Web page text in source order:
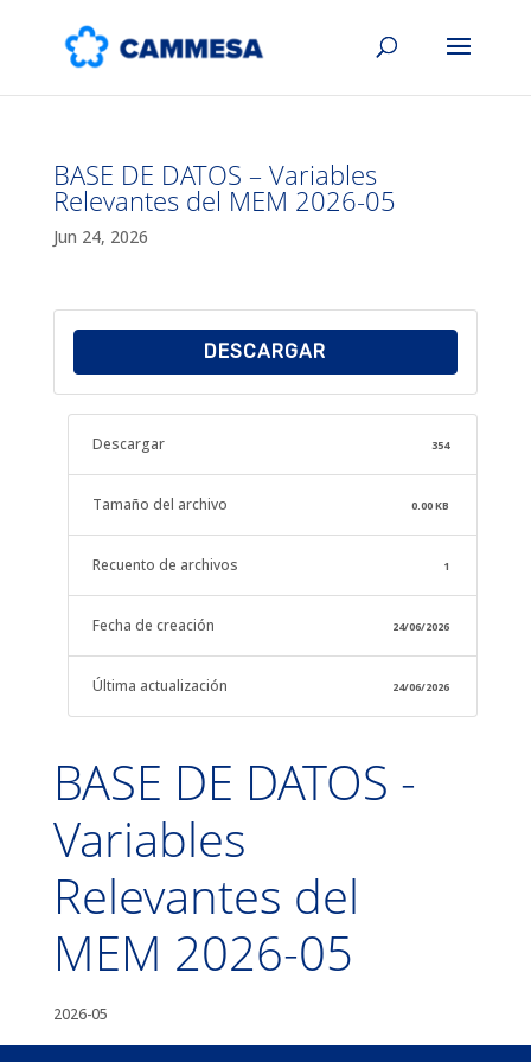
BASE DE DATOS – Variables
Relevantes del MEM 2026-05
Jun 24, 2026
DESCARGAR
Descargar 354
Tamaño del archivo 0.00 KB
Recuento de archivos 1
Fecha de creación 24/06/2026
Última actualización 24/06/2026
BASE DE DATOS -
Variables
Relevantes del
MEM 2026-05
2026-05